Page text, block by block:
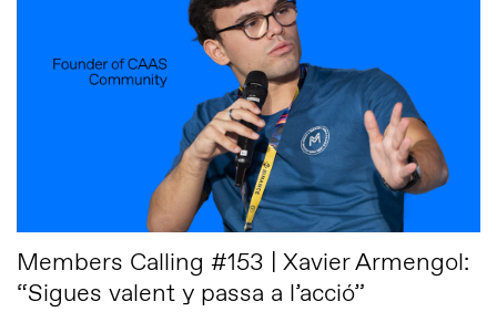
Members Calling #153 | Xavier Armengol:
“Sigues valent y passa a l’acció”